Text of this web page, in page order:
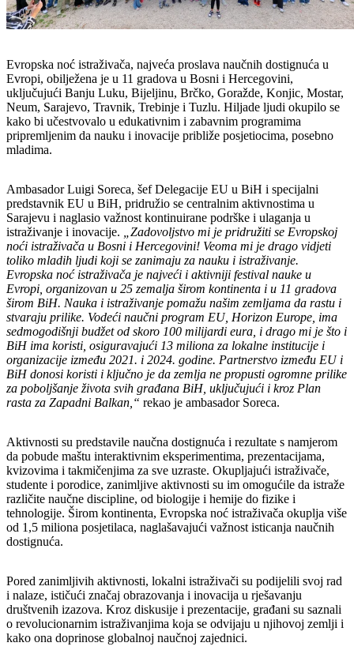
Evropska noć istraživača, najveća proslava naučnih dostignuća u
Evropi, obilježena je u 11 gradova u Bosni i Hercegovini,
uključujući Banju Luku, Bijeljinu, Brčko, Goražde, Konjic, Mostar,
Neum, Sarajevo, Travnik, Trebinje i Tuzlu. Hiljade ljudi okupilo se
kako bi učestvovalo u edukativnim i zabavnim programima
pripremljenim da nauku i inovacije približe posjetiocima, posebno
mladima.
Ambasador Luigi Soreca, šef Delegacije EU u BiH i specijalni
predstavnik EU u BiH, pridružio se centralnim aktivnostima u
Sarajevu i naglasio važnost kontinuirane podrške i ulaganja u
istraživanje i inovacije.
„Zadovoljstvo mi je pridružiti se Evropskoj
noći istraživača u Bosni i Hercegovini! Veoma mi je drago vidjeti
toliko mladih ljudi koji se zanimaju za nauku i istraživanje.
Evropska noć istraživača je najveći i aktivniji festival nauke u
Evropi, organizovan u 25 zemalja širom kontinenta i u 11 gradova
širom BiH. Nauka i istraživanje pomažu našim zemljama da rastu i
stvaraju prilike. Vodeći naučni program EU, Horizon Europe, ima
sedmogodišnji budžet od skoro 100 milijardi eura, i drago mi je što i
BiH ima koristi, osiguravajući 13 miliona za lokalne institucije i
organizacije između 2021. i 2024. godine. Partnerstvo između EU i
BiH donosi koristi i ključno je da zemlja ne propusti ogromne prilike
za poboljšanje života svih građana BiH, uključujući i kroz Plan
rasta za Zapadni Balkan,“ rekao je ambasador Soreca.
Aktivnosti su predstavile naučna dostignuća i rezultate s namjerom
da pobude maštu interaktivnim eksperimentima, prezentacijama,
kvizovima i takmičenjima za sve uzraste. Okupljajući istraživače,
studente i porodice, zanimljive aktivnosti su im omogućile da istraže
različite naučne discipline, od biologije i hemije do fizike i
tehnologije. Širom kontinenta, Evropska noć istraživača okuplja više
od 1,5 miliona posjetilaca, naglašavajući važnost isticanja naučnih
dostignuća.
Pored zanimljivih aktivnosti, lokalni istraživači su podijelili svoj rad
i nalaze, ističući značaj obrazovanja i inovacija u rješavanju
društvenih izazova. Kroz diskusije i prezentacije, građani su saznali
o revolucionarnim istraživanjima koja se odvijaju u njihovoj zemlji i
kako ona doprinose globalnoj naučnoj zajednici.